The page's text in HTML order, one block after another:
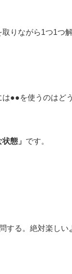
りながら1つ1つ
●●を使うのはど
態」 です。
する。絶対楽しい